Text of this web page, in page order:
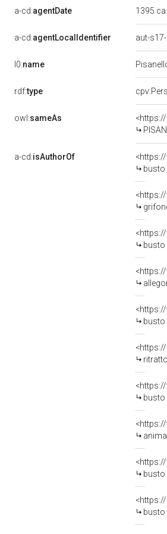
a-cd:agentDate 1395
a-cd:agentLocalIdentifier aut-
l0:name
rdf:type
owl:sameAs
a-cd:isAuthorOf
busto
busto
busto
busto
busto
busto